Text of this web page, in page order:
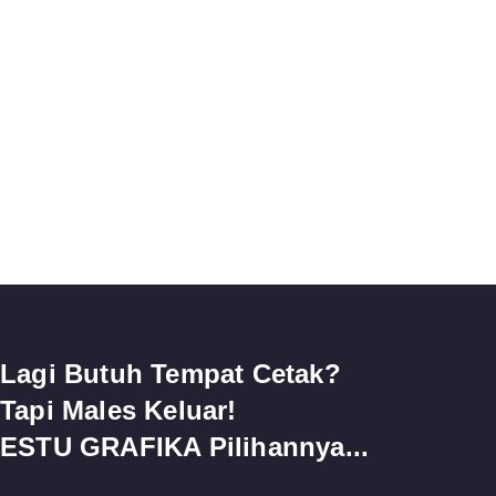
Lagi Butuh Tempat Cetak?
Tapi Males Keluar!
ESTU GRAFIKA Pilihannya...